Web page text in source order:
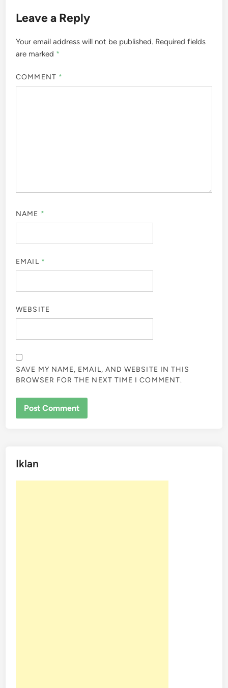
Leave a Reply
Your email address will not be published. Required fields
are marked *
COMMENT *
NAME *
EMAIL *
WEBSITE
SAVE MY NAME, EMAIL, AND WEBSITE IN THIS
BROWSER FOR THE NEXT TIME I COMMENT.
Iklan